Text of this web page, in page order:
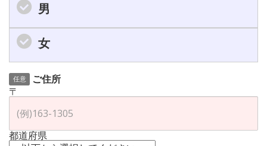
男
女
任意
ご住所
〒
都道府県